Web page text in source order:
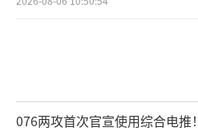
076两攻首次官宣使用综合电推！